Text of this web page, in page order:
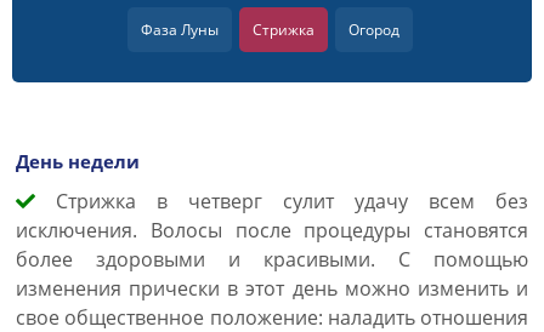
Фаза Луны Стрижка Огород
День недели
Cтрижка в четверг сулит удачу всем без
исключения. Волосы после процедуры становятся
более здоровыми и красивыми. С помощью
изменения прически в этот день можно изменить и
свое общественное положение: наладить отношения